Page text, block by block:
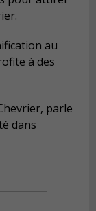
au
à des
parle
dans